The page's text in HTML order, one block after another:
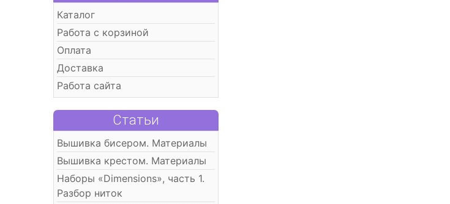
Каталог
Работа с корзиной
Оплата
Доставка
Работа сайта
Статьи
Вышивка бисером. Материалы
Вышивка крестом. Материалы
Наборы «Dimensions», часть 1.
Разбор ниток